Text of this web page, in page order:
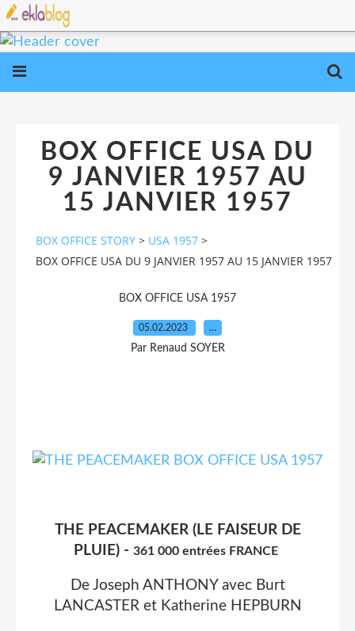
BOX OFFICE USA DU
9 JANVIER 1957 AU
15 JANVIER 1957
BOX OFFICE STORY > USA 1957 >
BOX OFFICE USA DU 9 JANVIER 1957 AU 15 JANVIER 1957
BOX OFFICE USA 1957
05.02.2023 …
Par Renaud SOYER
THE PEACEMAKER (LE FAISEUR DE
PLUIE) - 361 000 entrées FRANCE
De Joseph ANTHONY avec Burt
LANCASTER et Katherine HEPBURN